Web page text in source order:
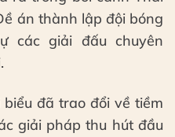
án thành lập đội bóng
các giải đấu chuyên
đã trao đổi về tiềm
giải pháp thu hút đầu